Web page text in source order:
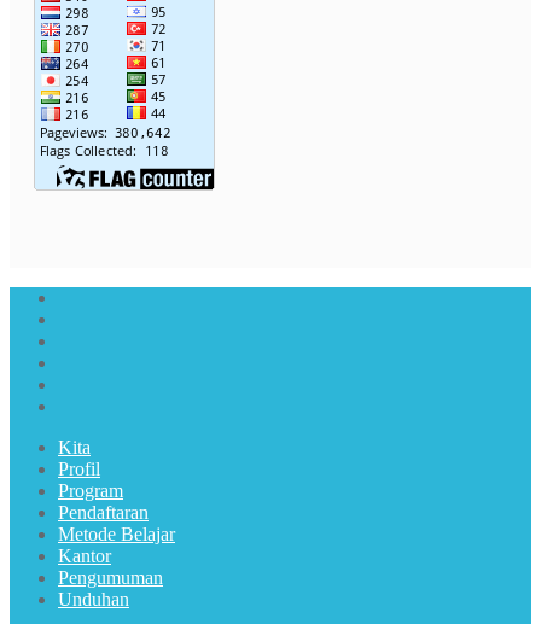
Kita
Profil
Program
Pendaftaran
Metode Belajar
Kantor
Pengumuman
Unduhan